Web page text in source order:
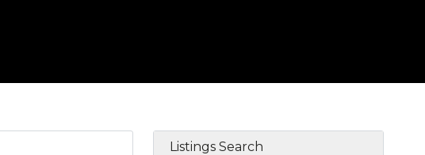
Listings Search